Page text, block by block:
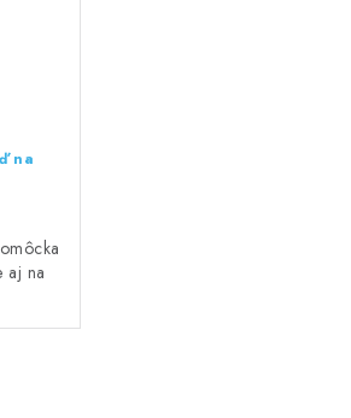
na
aj na